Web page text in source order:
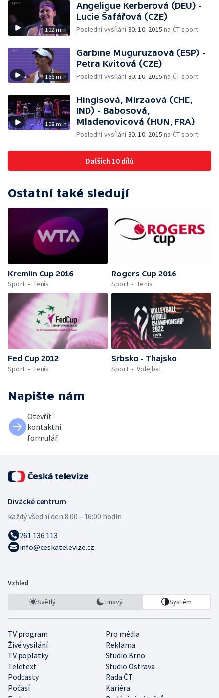
102 min
Angeligue Kerberová (DEU) -
Lucie Šafářová (CZE)
Poslední vysílání30. 10. 2015 na ČT sport
166 min
Garbine Muguruzaová (ESP) -
Petra Kvitová (CZE)
Poslední vysílání30. 10. 2015 na ČT sport
108 min
Hingisová, Mirzaová (CHE,
IND) - Babosová,
Mladenovicová (HUN, FRA)
Poslední vysílání30. 10. 2015 na ČT sport
Dalších 10 dílů
Ostatní také sledují
Kremlin Cup 2016
Sport
Tenis
Rogers Cup 2016
Sport
Tenis
Fed Cup 2012
Sport
Tenis
Srbsko - Thajsko
Sport
Volejbal
Napište nám
Otevřít
kontaktní
formulář
Divácké centrum
každý všední den:8:00—16:00 hodin
261 136 113
info@ceskatelevize.cz
Vzhled
Světlý Tmavý Systém
TV program
Pro média
Živé vysílání
Reklama
TV poplatky
Studio Brno
Teletext
Studio Ostrava
Podcasty
Rada ČT
Počasí
Kariéra